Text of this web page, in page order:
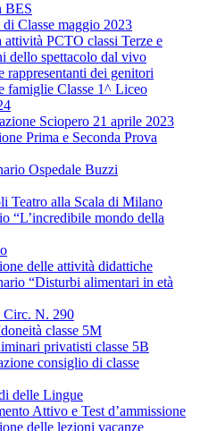
BES
Classe maggio 2023
PCTO classi Terze e
dello spettacolo dal vivo
dei genitori
famiglie Classe 1^ Liceo
Sciopero 21 aprile 2023
Prima e Seconda Prova
Ospedale Buzzi
Teatro alla Scala di Milano
“L’incredibile mondo della
delle attività didattiche
“Disturbi alimentari in età
Circ. N. 290
classe 5M
privatisti classe 5B
consiglio di classe
delle Lingue
Attivo e Test d’ammissione
delle lezioni vacanze